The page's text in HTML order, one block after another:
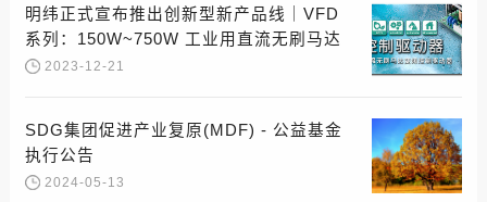
明纬正式宣布推出创新型新产品线｜VFD
系列：150W~750W 工业用直流无刷马达
变频控制驱动器
2023-12-21
SDG集团促进产业复原(MDF) - 公益基金
执行公告
2024-05-13